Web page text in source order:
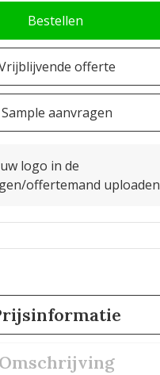
Bestellen
offerte
Sample aanvragen
logo in de
offertemand uploaden
Omschrijving